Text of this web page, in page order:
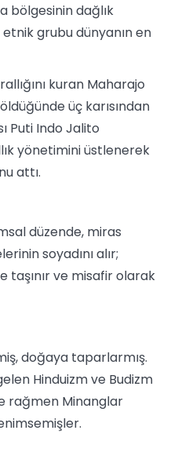
bölgesinin dağlık
grubu dünyanın en
kuran Maharajo
üç karısından
Puti Indo Jalito
yönetimini üstlenerek
attı.
düzende, miras
soyadını alır;
taşınır ve misafir olarak
doğaya taparlarmış.
Hinduizm ve Budizm
rağmen Minanglar